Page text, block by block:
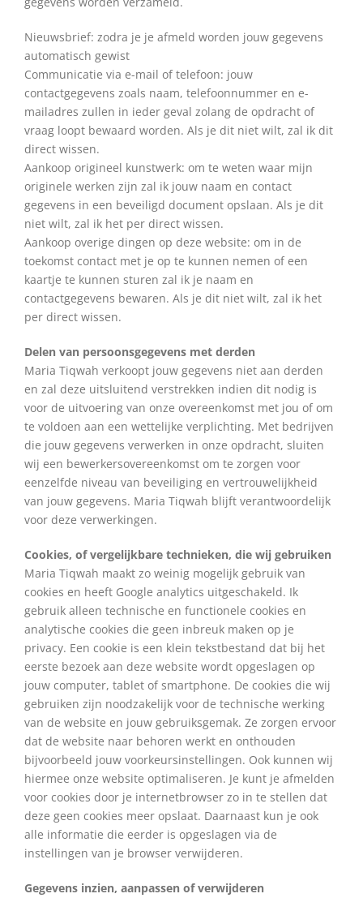
Nieuwsbrief: zodra je je afmeld worden jouw gegevens
automatisch gewist
Communicatie via e-mail of telefoon: jouw
contactgegevens zoals naam, telefoonnummer en e-
mailadres zullen in ieder geval zolang de opdracht of
vraag loopt bewaard worden. Als je dit niet wilt, zal ik dit
direct wissen.
Aankoop origineel kunstwerk: om te weten waar mijn
originele werken zijn zal ik jouw naam en contact
gegevens in een beveiligd document opslaan. Als je dit
niet wilt, zal ik het per direct wissen.
Aankoop overige dingen op deze website: om in de
toekomst contact met je op te kunnen nemen of een
kaartje te kunnen sturen zal ik je naam en
contactgegevens bewaren. Als je dit niet wilt, zal ik het
per direct wissen.
Delen van persoonsgegevens met derden
Maria Tiqwah verkoopt jouw gegevens niet aan derden
en zal deze uitsluitend verstrekken indien dit nodig is
voor de uitvoering van onze overeenkomst met jou of om
te voldoen aan een wettelijke verplichting. Met bedrijven
die jouw gegevens verwerken in onze opdracht, sluiten
wij een bewerkersovereenkomst om te zorgen voor
eenzelfde niveau van beveiliging en vertrouwelijkheid
van jouw gegevens. Maria Tiqwah blijft verantwoordelijk
voor deze verwerkingen.
Cookies, of vergelijkbare technieken, die wij gebruiken
Maria Tiqwah maakt zo weinig mogelijk gebruik van
cookies en heeft Google analytics uitgeschakeld. Ik
gebruik alleen technische en functionele cookies en
analytische cookies die geen inbreuk maken op je
privacy. Een cookie is een klein tekstbestand dat bij het
eerste bezoek aan deze website wordt opgeslagen op
jouw computer, tablet of smartphone. De cookies die wij
gebruiken zijn noodzakelijk voor de technische werking
van de website en jouw gebruiksgemak. Ze zorgen ervoor
dat de website naar behoren werkt en onthouden
bijvoorbeeld jouw voorkeursinstellingen. Ook kunnen wij
hiermee onze website optimaliseren. Je kunt je afmelden
voor cookies door je internetbrowser zo in te stellen dat
deze geen cookies meer opslaat. Daarnaast kun je ook
alle informatie die eerder is opgeslagen via de
instellingen van je browser verwijderen.
Gegevens inzien, aanpassen of verwijderen